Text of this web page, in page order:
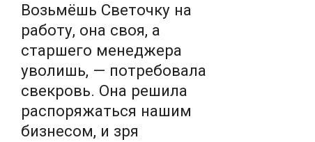
Возьмёшь Светочку на
работу, она своя, а
старшего менеджера
уволишь, — потребовала
свекровь. Она решила
распоряжаться нашим
бизнесом, и зря